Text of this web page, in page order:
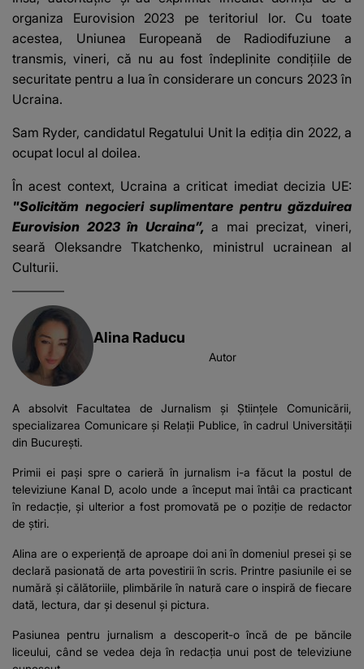
organiza Eurovision 2023 pe teritoriul lor. Cu toate
acestea, Uniunea Europeană de Radiodifuziune a
transmis, vineri, că nu au fost îndeplinite condiţiile de
securitate pentru a lua în considerare un concurs 2023 în
Ucraina.
Sam Ryder, candidatul Regatului Unit la ediţia din 2022, a
ocupat locul al doilea.
În acest context, Ucraina a criticat imediat decizia UE:
"Solicităm negocieri suplimentare pentru găzduirea
Eurovision 2023 în Ucraina”, a mai precizat, vineri,
seară Oleksandre Tkatchenko, ministrul ucrainean al
Culturii.
Alina Raducu
Autor
A absolvit Facultatea de Jurnalism și Științele Comunicării,
specializarea Comunicare și Relații Publice, în cadrul Universității
din București.
Primii ei pași spre o carieră în jurnalism i-a făcut la postul de
televiziune Kanal D, acolo unde a început mai întâi ca practicant
în redacție, și ulterior a fost promovată pe o poziție de redactor
de știri.
Alina are o experiență de aproape doi ani în domeniul presei și se
declară pasionată de arta povestirii în scris. Printre pasiunile ei se
numără și călătoriile, plimbările în natură care o inspiră de fiecare
dată, lectura, dar și desenul și pictura.
Pasiunea pentru jurnalism a descoperit-o încă de pe băncile
liceului, când se vedea deja în redacția unui post de televiziune